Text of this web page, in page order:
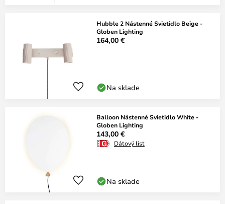
Hubble 2 Nástenné Svietidlo Beige -
Globen Lighting
164,00 €
Na sklade
Balloon Nástenné Svietidlo White -
Globen Lighting
143,00 €
Dátový list
Na sklade